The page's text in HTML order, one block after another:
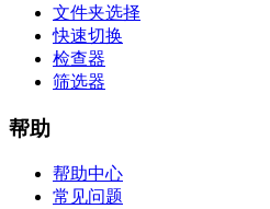
文件夹选择
快速切换
检查器
筛选器
帮助
帮助中心
常见问题